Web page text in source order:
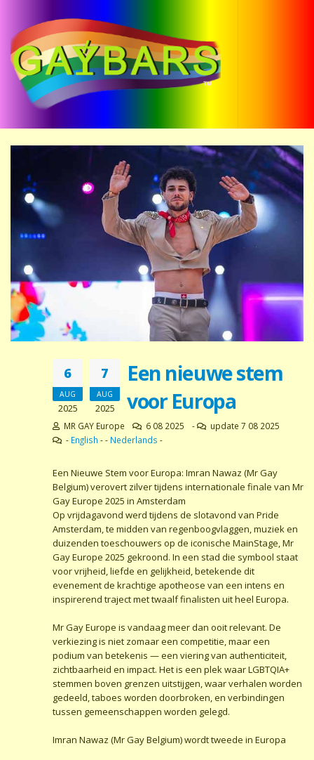
6
AUG
2025
7
AUG
2025
Een nieuwe stem
voor Europa
MR GAY Europe 6 08 2025 -
update 7 08 2025
- English - - Nederlands -
Een Nieuwe Stem voor Europa: Imran Nawaz (Mr Gay
Belgium) verovert zilver tijdens internationale finale van Mr
Gay Europe 2025 in Amsterdam
Op vrijdagavond werd tijdens de slotavond van Pride
Amsterdam, te midden van regenboogvlaggen, muziek en
duizenden toeschouwers op de iconische MainStage, Mr
Gay Europe 2025 gekroond. In een stad die symbool staat
voor vrijheid, liefde en gelijkheid, betekende dit
evenement de krachtige apotheose van een intens en
inspirerend traject met twaalf finalisten uit heel Europa.
Mr Gay Europe is vandaag meer dan ooit relevant. De
verkiezing is niet zomaar een competitie, maar een
podium van betekenis — een viering van authenticiteit,
zichtbaarheid en impact. Het is een plek waar LGBTQIA+
stemmen boven grenzen uitstijgen, waar verhalen worden
gedeeld, taboes worden doorbroken, en verbindingen
tussen gemeenschappen worden gelegd.
Imran Nawaz (Mr Gay Belgium) wordt tweede in Europa